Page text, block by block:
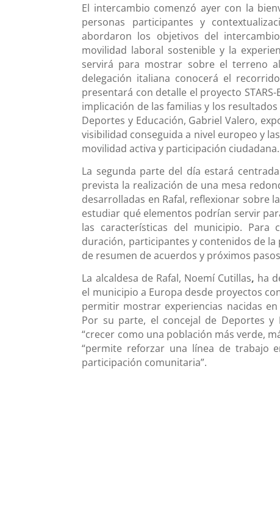
El intercambio comenzó ayer con la
personas participantes y
abordaron los objetivos del
movilidad laboral sostenible y la
servirá para mostrar sobre el terreno
delegación italiana conocerá el
presentará con detalle el proyecto
implicación de las familias y los
Deportes y Educación, Gabriel Valero,
visibilidad conseguida a nivel europeo y
movilidad activa y participación ciudadana.
La segunda parte del día estará
prevista la realización de una mesa
desarrolladas en Rafal, reflexionar sobre
estudiar qué elementos podrían servir
las características del municipio. Para
duración, participantes y contenidos de
de resumen de acuerdos y próximos
La alcaldesa de Rafal, Noemí Cutillas, ha
el municipio a Europa desde proyectos
permitir mostrar experiencias nacidas en
Por su parte, el concejal de Deportes y
“crecer como una población más verde,
“permite reforzar una línea de trabajo
participación comunitaria”.